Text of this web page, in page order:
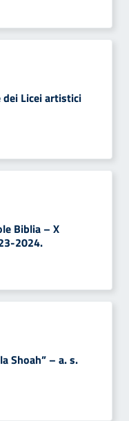
dei Licei artistici
Biblia – X
2024.
Shoah” – a. s.